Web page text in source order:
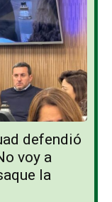
defendió
voy a
la